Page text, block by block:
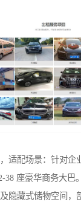
适配场景：针对企
38 座豪华商务大巴
隐藏式储物空间，